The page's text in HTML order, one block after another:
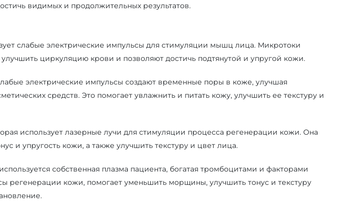
видимых и продолжительных результатов.
слабые электрические импульсы для стимуляции мышц лица. Микротоки
циркуляцию крови и позволяют достичь подтянутой и упругой кожи.
электрические импульсы создают временные поры в коже, улучшая
средств. Это помогает увлажнить и питать кожу, улучшить ее текстуру и
использует лазерные лучи для стимуляции процесса регенерации кожи. Она
и упругость кожи, а также улучшить текстуру и цвет лица.
собственная плазма пациента, богатая тромбоцитами и факторами
регенерации кожи, помогает уменьшить морщины, улучшить тонус и текстуру